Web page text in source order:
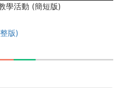
學活動 (簡短版)
版)